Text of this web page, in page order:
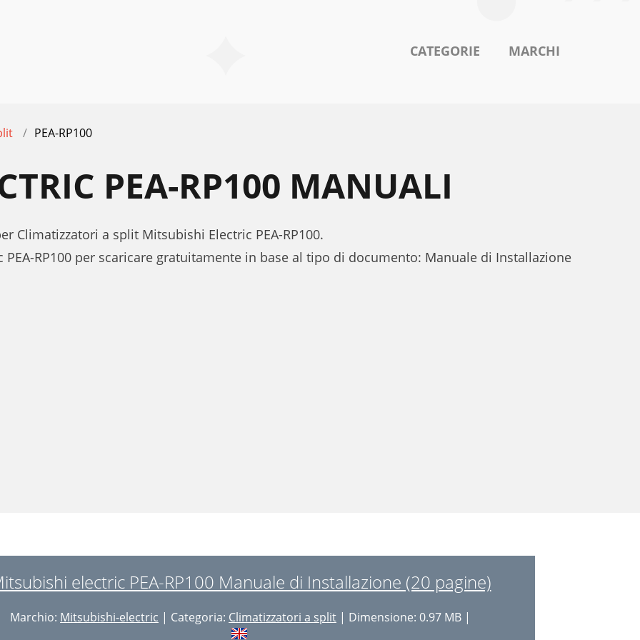
CATEGORIE MARCHI
PEA-RP100
PEA-RP100 MANUALI
Climatizzatori a split Mitsubishi Electric PEA-RP100.
RP100 per scaricare gratuitamente in base al tipo di documento: Manuale di Installazione
electric PEA-RP100 Manuale di Installazione (20 pagine)
Marchio: Mitsubishi-electric | Categoria: Climatizzatori a split | Dimensione: 0.97 MB |